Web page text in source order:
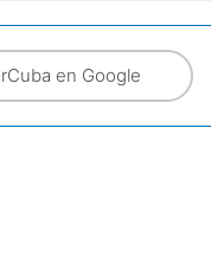
en Google